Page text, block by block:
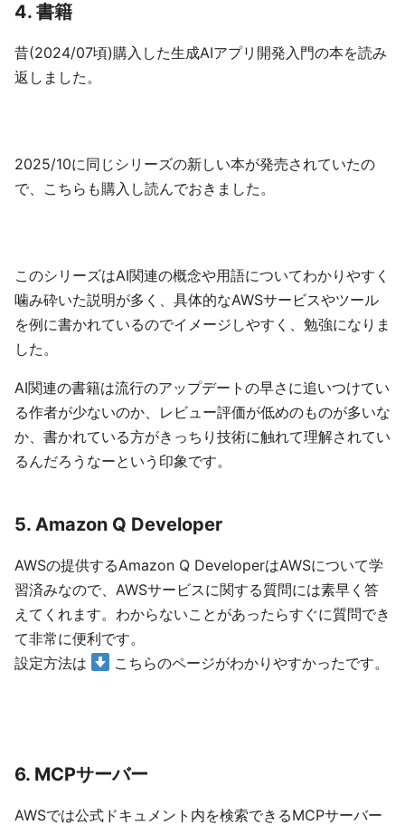
4. 書籍
昔(2024/07頃)購入した生成AIアプリ開発入門の本を読み
返しました。
2025/10に同じシリーズの新しい本が発売されていたの
で、こちらも購入し読んでおきました。
このシリーズはAI関連の概念や用語についてわかりやすく
噛み砕いた説明が多く、具体的なAWSサービスやツール
を例に書かれているのでイメージしやすく、勉強になりま
した。
AI関連の書籍は流行のアップデートの早さに追いつけてい
る作者が少ないのか、レビュー評価が低めのものが多いな
か、書かれている方がきっちり技術に触れて理解されてい
るんだろうなーという印象です。
5. Amazon Q Developer
AWSの提供するAmazon Q DeveloperはAWSについて学
習済みなので、AWSサービスに関する質問には素早く答
えてくれます。わからないことがあったらすぐに質問でき
て非常に便利です。
設定方法は
こちらのページがわかりやすかったです。
6. MCPサーバー
AWSでは公式ドキュメント内を検索できるMCPサーバー